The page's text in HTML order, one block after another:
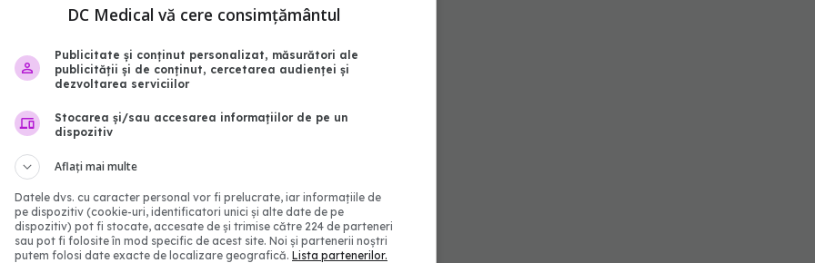
cu viata mea dacă eu voi dezvolta virusul HIV
unde voi mai găsi motivația să-mi fac meseria
suferința?
se plimba liber pe stradă,
sa agreseze un organ al legii ca oricum nu
DC Medical vă cere consimțământul
Publicitate și conținut personalizat, măsurători ale
publicității și de conținut, cercetarea audienței și
dezvoltarea serviciilor
Stocarea și/sau accesarea informațiilor de pe un
dispozitiv
Aflați mai multe
Datele dvs. cu caracter personal vor fi prelucrate, iar informațiile de
pe dispozitiv (cookie-uri, identificatori unici și alte date de pe
dispozitiv) pot fi stocate, accesate de și trimise către 224 de parteneri
sau pot fi folosite în mod specific de acest site. Noi și partenerii noștri
putem folosi date exacte de localizare geografică. Lista partenerilor.